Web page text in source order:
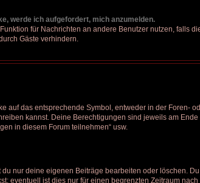
werde ich aufgefordert, mich anzumelden.
für Nachrichten an andere Benutzer nutzen, falls
Gäste verhindern.
auf das entsprechende Symbol, entweder in der Foren-
kannst. Deine Berechtigungen sind jeweils am
in diesem Forum teilnehmen“ usw.
nur deine eigenen Beiträge bearbeiten oder löschen.
eventuell ist dies nur für einen begrenzten Zeitraum